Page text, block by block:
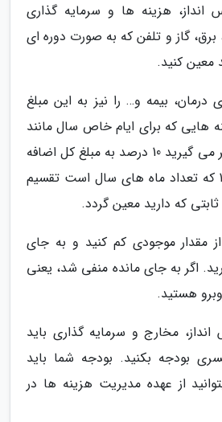
هزینه ها و سرمایه گذاری
گاز و تلفن که به صورت دوره ای
معین کنید.
بیمه و… را نیز به این مبلغ
هایی که برای ایام خاص سال مانند
عید و جشن ها در نظر می گیرید 10 درصد به مبلغ کل اضافه
کنید. این مبلغ را بر 12 که تعداد ماه های سال است تقسیم
ثابتی که دارید معین گردد.
مقدار موجودی کم کنید و به جای
اگر به جای مانده منفی شد، یعنی
هستید.
انداز، مخارج و سرمایه گذاری باید
بودجه بکنید. بودجه شما باید
از عهده مدیریت هزینه ها در